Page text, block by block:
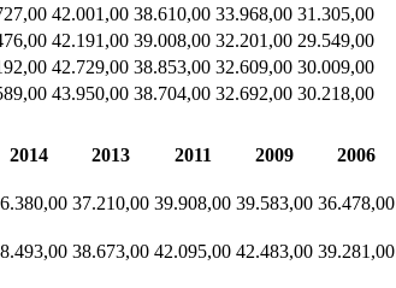
42.001,00 38.610,00 33.968,00 31.305,00
42.191,00 39.008,00 32.201,00 29.549,00
42.729,00 38.853,00 32.609,00 30.009,00
43.950,00 38.704,00 32.692,00 30.218,00
2014 2013 2011 2009 2006
37.210,00 39.908,00 39.583,00 36.478,00
38.673,00 42.095,00 42.483,00 39.281,00